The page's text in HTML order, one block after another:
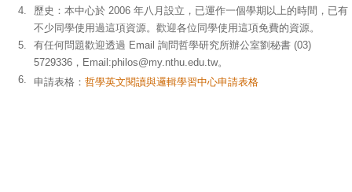
4.
歷史：本中心於 2006 年八月設立，已運作一個學期以上的時間，已有
不少同學使用過這項資源。歡迎各位同學使用這項免費的資源。
5.
有任何問題歡迎透過 Email 詢問哲學研究所辦公室劉秘書 (03)
5729336，Email:philos@my.nthu.edu.tw。
6.
申請表格： 哲學英文閱讀與邏輯學習中心申請表格